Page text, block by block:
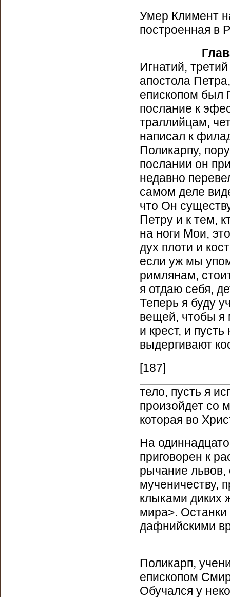
Умер Климент
построенная в
Игнатий,
апостола
епископом был
послание к
траллийцам,
написал к
Поликарпу,
послании он
недавно
самом деле
что Он
Петру и к тем,
на ноги Мои,
дух плоти и
если уж мы
римлянам,
я отдаю себя,
Теперь я буду
вещей, чтобы я
и крест, и
выдергивают
[187]
тело, пусть я
произойдет со
которая во
На
приговорен к
рычание львов,
мученичеству,
клыками диких
мира>. Останки
дафнийскими
Поликарп,
епископом
Обучался у